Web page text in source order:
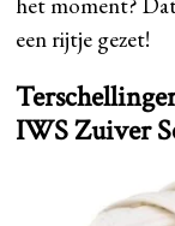
een rijtje gezet!
IWS Zuiver